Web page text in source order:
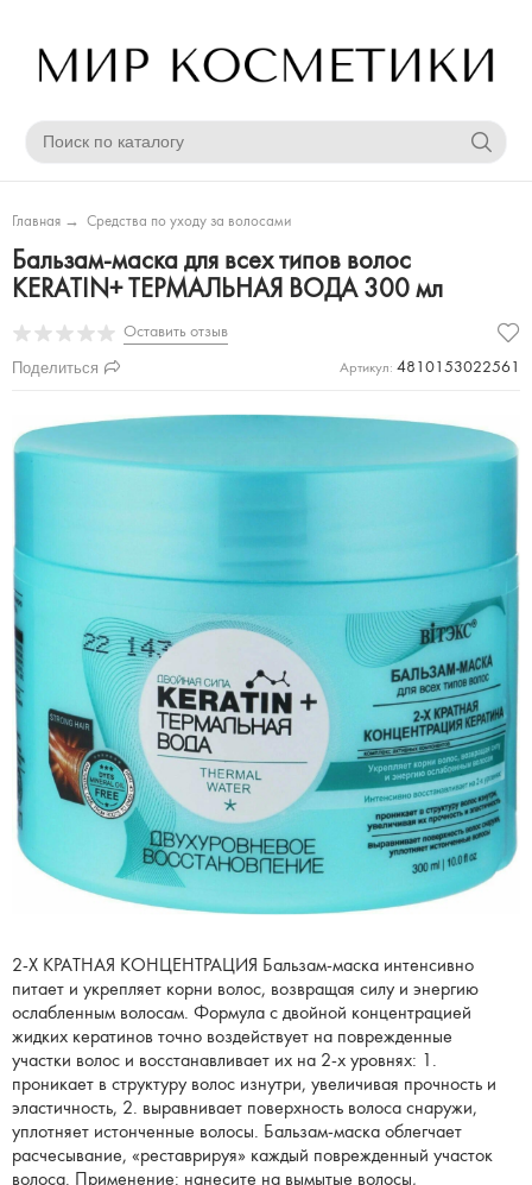
Главная → Средства по уходу за волосами
Бальзам-маска для всех типов волос
KERATIN+ ТЕРМАЛЬНАЯ ВОДА 300 мл
Оставить отзыв
Поделиться Артикул: 4810153022561
2-Х КРАТНАЯ КОНЦЕНТРАЦИЯ Бальзам-маска интенсивно
питает и укрепляет корни волос, возвращая силу и энергию
ослабленным волосам. Формула с двойной концентрацией
жидких кератинов точно воздействует на поврежденные
участки волос и восстанавливает их на 2-х уровнях: 1.
проникает в структуру волос изнутри, увеличивая прочность и
эластичность, 2. выравнивает поверхность волоса снаружи,
уплотняет истонченные волосы. Бальзам-маска облегчает
расчесывание, «реставрируя» каждый поврежденный участок
волоса. Применение: нанесите на вымытые волосы,